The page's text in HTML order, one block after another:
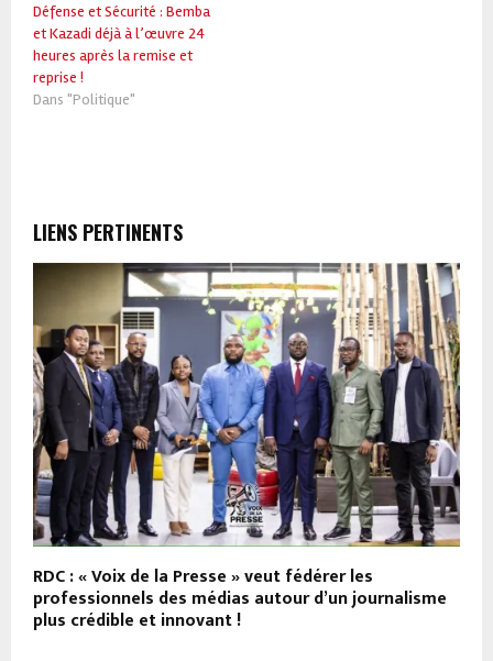
Défense et Sécurité : Bemba
et Kazadi déjà à l’œuvre 24
heures après la remise et
reprise !
Dans "Politique"
LIENS PERTINENTS
RDC : « Voix de la Presse » veut fédérer les
professionnels des médias autour d’un journalisme
plus crédible et innovant !